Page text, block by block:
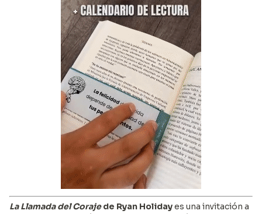
La Llamada del Corajede Ryan Holidayes una invitación a